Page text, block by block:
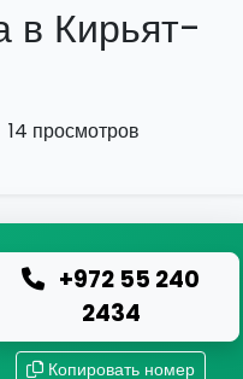
в Кирьят-
14 просмотров
+972 55 240
2434
Копировать номер